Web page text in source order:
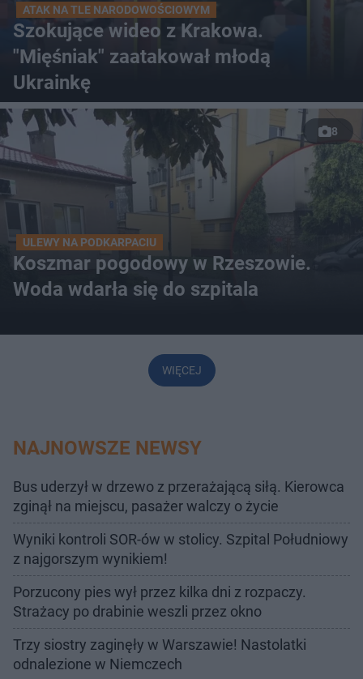
ATAK NA TLE NARODOWOŚCIOWYM
Szokujące wideo z Krakowa.
"Mięśniak" zaatakował młodą
Ukrainkę
8
ULEWY NA PODKARPACIU
Koszmar pogodowy w Rzeszowie.
Woda wdarła się do szpitala
WIĘCEJ
NAJNOWSZE NEWSY
Bus uderzył w drzewo z przerażającą siłą. Kierowca
zginął na miejscu, pasażer walczy o życie
Wyniki kontroli SOR-ów w stolicy. Szpital Południowy
z najgorszym wynikiem!
Porzucony pies wył przez kilka dni z rozpaczy.
Strażacy po drabinie weszli przez okno
Trzy siostry zaginęły w Warszawie! Nastolatki
odnalezione w Niemczech